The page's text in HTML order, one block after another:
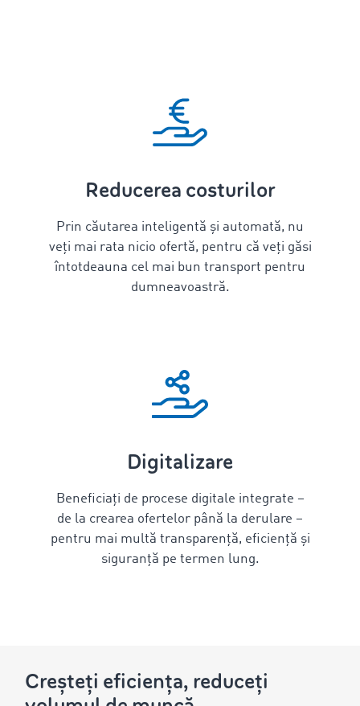
Reducerea costurilor
Prin căutarea inteligentă și automată, nu
veți mai rata nicio ofertă, pentru că veți găsi
întotdeauna cel mai bun transport pentru
dumneavoastră.
Digitalizare
Beneficiați de procese digitale integrate –
de la crearea ofertelor până la derulare –
pentru mai multă transparență, eficiență și
siguranță pe termen lung.
Creșteți eficiența, reduceți